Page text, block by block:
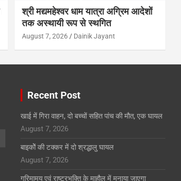
श्री मद्यमहेश्वर धाम यात्रा अग्रिम आदेशों
तक अस्थायी रूप से स्थगित
August 7, 2026 Dainik Jayant
Recent Post
खाई में गिरा वाहन, दो बच्चों सहित पांच की मौत, एक घायल
August 7, 2026
बाइकोें की टक्कर में दो श्रद्धालु घायल
August 7, 2026
गरिमामय एवं राष्ट्रभक्ति के माहौल में मनाया जाएगा